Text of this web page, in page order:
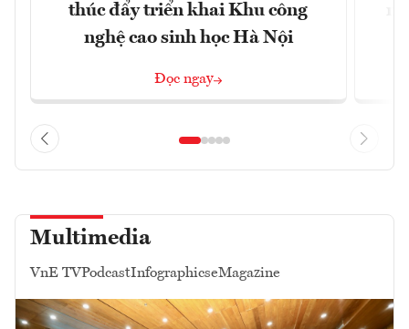
thúc đẩy triển khai Khu công
nghệ cao sinh học Hà Nội
Đọc ngay
Multimedia
VnE TVPodcastInfographicseMagazine